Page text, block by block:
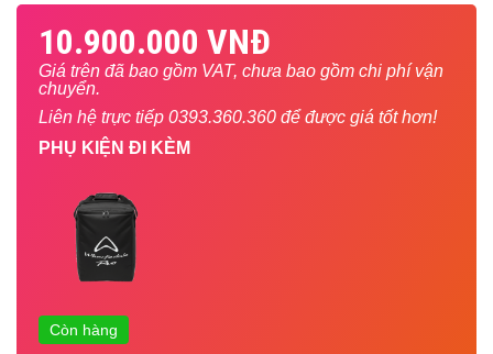
10.900.000 VNĐ
Giá trên đã bao gồm VAT, chưa bao gồm chi phí vận
chuyển.
Liên hệ trực tiếp 0393.360.360 để được giá tốt hơn!
PHỤ KIỆN ĐI KÈM
Còn hàng